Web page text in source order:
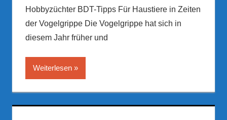
Hobbyzüchter BDT-Tipps Für Haustiere in Zeiten
der Vogelgrippe Die Vogelgrippe hat sich in
diesem Jahr früher und
Weiterlesen